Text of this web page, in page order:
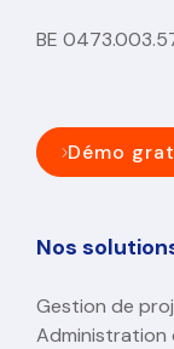
BE
Démo
Nos
Gestion de
Administration